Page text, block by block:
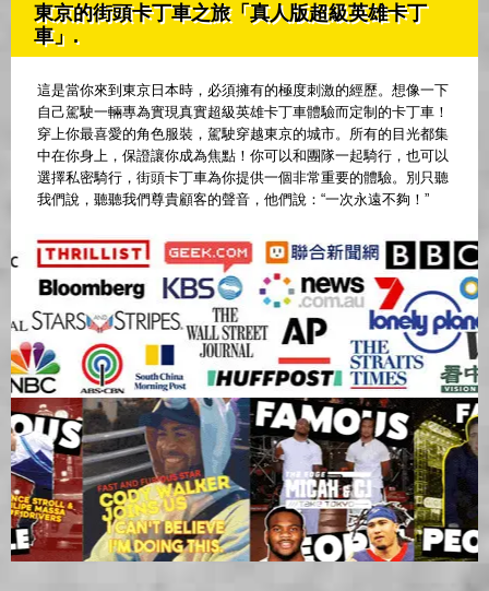
東京的街頭卡丁車之旅「真人版超級英雄卡丁
車」.
這是當你來到東京日本時，必須擁有的極度刺激的經歷。想像一下
自己駕駛一輛專為實現真實超級英雄卡丁車體驗而定制的卡丁車！
穿上你最喜愛的角色服裝，駕駛穿越東京的城市。所有的目光都集
中在你身上，保證讓你成為焦點！你可以和團隊一起騎行，也可以
選擇私密騎行，街頭卡丁車為你提供一個非常重要的體驗。別只聽
我們說，聽聽我們尊貴顧客的聲音，他們說：“一次永遠不夠！”